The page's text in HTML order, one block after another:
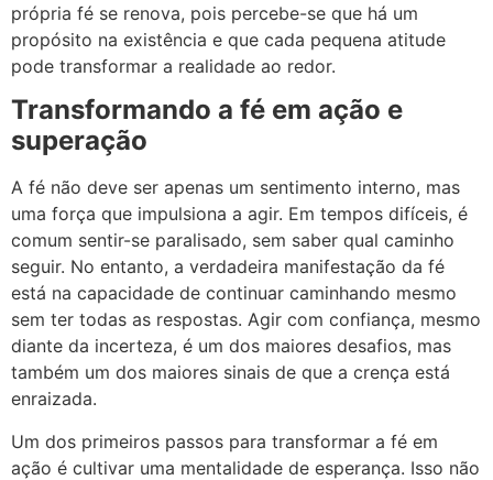
própria fé se renova, pois percebe-se que há um
propósito na existência e que cada pequena atitude
pode transformar a realidade ao redor.
Transformando a fé em ação e
superação
A fé não deve ser apenas um sentimento interno, mas
uma força que impulsiona a agir. Em tempos difíceis, é
comum sentir-se paralisado, sem saber qual caminho
seguir. No entanto, a verdadeira manifestação da fé
está na capacidade de continuar caminhando mesmo
sem ter todas as respostas. Agir com confiança, mesmo
diante da incerteza, é um dos maiores desafios, mas
também um dos maiores sinais de que a crença está
enraizada.
Um dos primeiros passos para transformar a fé em
ação é cultivar uma mentalidade de esperança. Isso não